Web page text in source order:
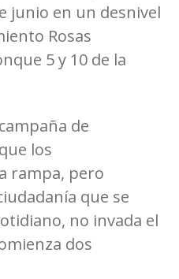
junio en un desnivel
Rosas
5 y 10 de la
de
los
rampa, pero
que se
no invada el
dos